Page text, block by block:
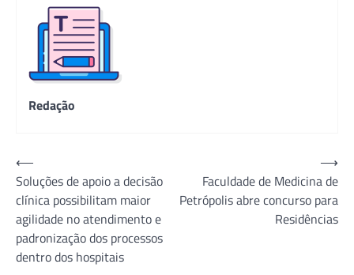
Redação
Navegação
de
Post
⟵
Soluções de apoio a decisão
clínica possibilitam maior
agilidade no atendimento e
padronização dos processos
dentro dos hospitais
Faculdade de Medicina de
Petrópolis abre concurso para
Residências
⟶